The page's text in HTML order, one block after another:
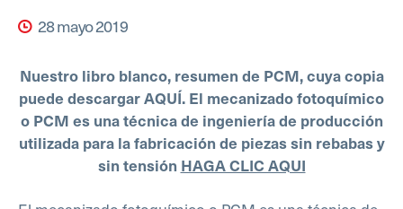
28 mayo 2019
Nuestro libro blanco, resumen de PCM, cuya copia
puede descargar AQUÍ. El mecanizado fotoquímico
o PCM es una técnica de ingeniería de producción
utilizada para la fabricación de piezas sin rebabas y
sin tensión HAGA CLIC AQUI